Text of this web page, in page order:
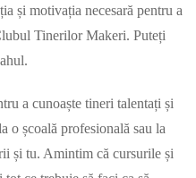
și motivația necesară pentru a
Tinerilor Makeri. Puteți
a cunoaște tineri talentați și
o școală profesională sau la
și tu. Amintim că cursurile și